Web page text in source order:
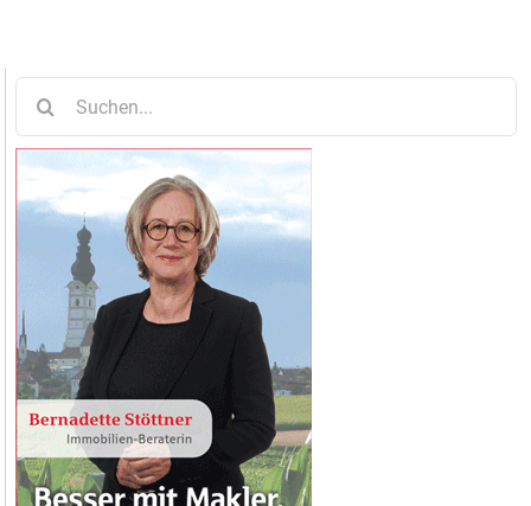
nach: